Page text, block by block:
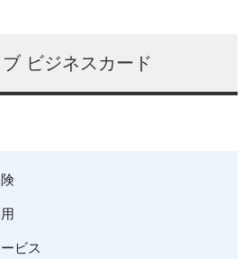
ビジネスカード
ビス